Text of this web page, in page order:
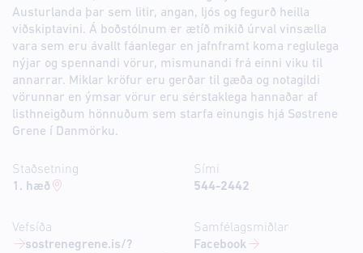
Austurlanda þar sem litir, angan, ljós og fegurð heilla
viðskiptavini. Á boðstólnum er ætíð mikið úrval vinsælla
vara sem eru ávallt fáanlegar en jafnframt koma reglulega
nýjar og spennandi vörur, mismunandi frá einni viku til
annarrar. Miklar kröfur eru gerðar til gæða og notagildi
vörunnar en ýmsar vörur eru sérstaklega hannaðar af
listhneigðum hönnuðum sem starfa einungis hjá Søstrene
Grene í Danmörku.
Staðsetning
1. hæð
Vefsíða
sostrenegrene.is/?
Sími
544-2442
Samfélagsmiðlar
Facebook